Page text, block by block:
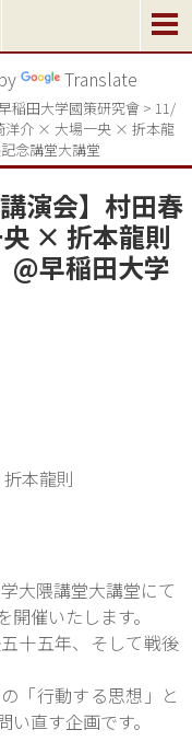
Translate
稲田大学國策研究會 > 11/
洋介 × 大場一央 × 折本龍
念講堂大講堂
演会】村田春
× 折本龍則
@早稲田大学
本龍則
大隈講堂大講堂にて
催いたします。
十五年、そして戦後
「行動する思想」と
直す企画です。